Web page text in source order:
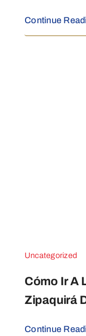
Continue
Uncategorized
Cómo Ir A
Zipaquirá
Continue